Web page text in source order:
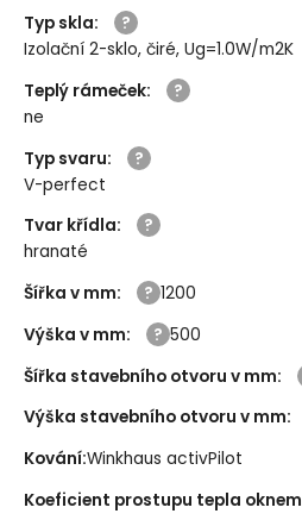
Typ skla:
Izolační 2-sklo, čiré, Ug=1.0W/m2K
Teplý rámeček:
ne
Typ svaru:
V-perfect
Tvar křídla:
hranaté
Šířka v mm:
1200
Výška v mm:
500
Šířka stavebního otvoru v mm:
Výška stavebního otvoru v mm:
Kování:Winkhaus activPilot
Koeficient prostupu tepla oknem